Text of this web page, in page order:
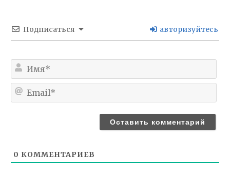
Подписаться авторизуйтесь
0 КОММЕНТАРИЕВ